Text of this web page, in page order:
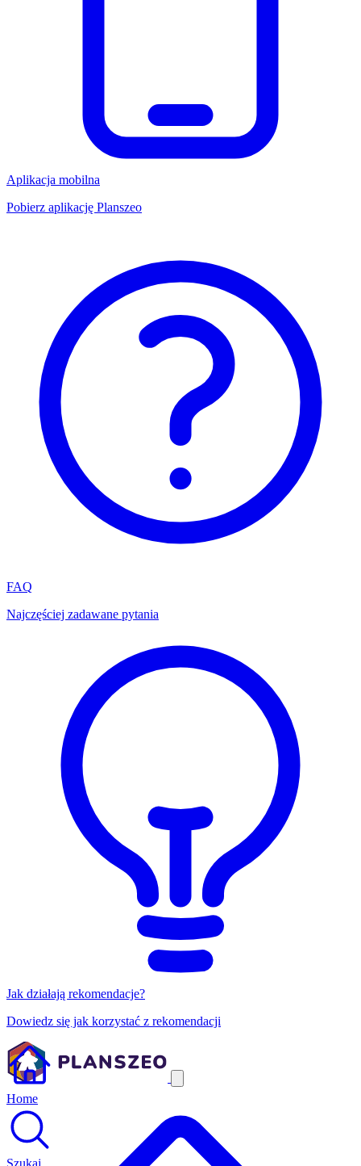
Aplikacja mobilna
Pobierz aplikację Planszeo
FAQ
Najczęściej zadawane pytania
Jak działają rekomendacje?
Dowiedz się jak korzystać z rekomendacji
Home
Szukaj